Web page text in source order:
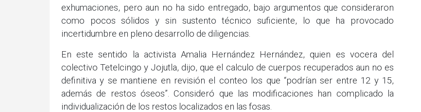
exhumaciones, pero aun no ha sido entregado, bajo argumentos que consideraron
como pocos sólidos y sin sustento técnico suficiente, lo que ha provocado
incertidumbre en pleno desarrollo de diligencias.
En este sentido la activista Amalia Hernández Hernández, quien es vocera del
colectivo Tetelcingo y Jojutla, dijo, que el calculo de cuerpos recuperados aun no es
definitiva y se mantiene en revisión el conteo los que “podrían ser entre 12 y 15,
además de restos óseos”. Consideró que las modificaciones han complicado la
individualización de los restos localizados en las fosas.